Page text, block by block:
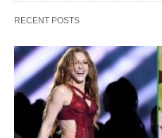
RECENT POSTS